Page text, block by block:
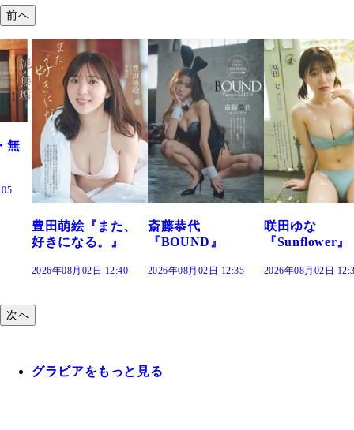
前へ
斎藤恭代
『BOUND』
2026年08月02日 12:35
咲田ゆな
『Sunflower』
2026年08月02日 12:30
藤水咲桜『花
だまり』
2026年08月02日
次へ
グラビアをもっと見る